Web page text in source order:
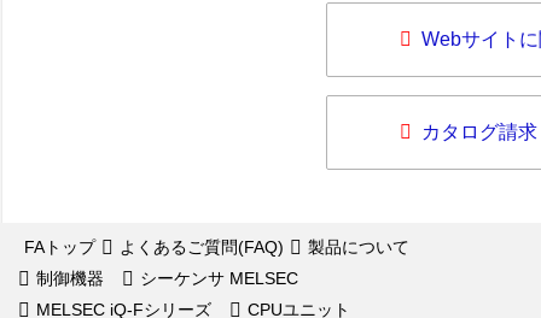
Webサイト
カタログ請求
FAトップ よくあるご質問(FAQ)
製品について
制御機器
シーケンサ MELSEC
MELSEC iQ-Fシリーズ
CPUユニット